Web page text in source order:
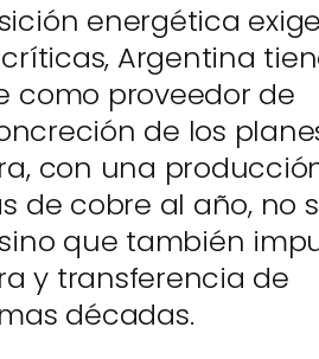
energética
Argentina
como proveedor de
de los
con una
de cobre al año, no
que también
y transferencia de
décadas.